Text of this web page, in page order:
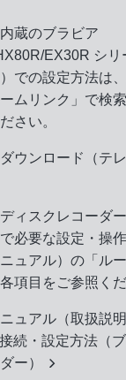
蔵のブラビア
EX30R シ
での設定方法は
ームリンク」で検
さい。
ウンロード（テレ
ィスクレコーダ
必要な設定・操作
ニュアル）の「ル
項目をご参照くだ
ュアル（取扱説明
続・設定方法（
ー）